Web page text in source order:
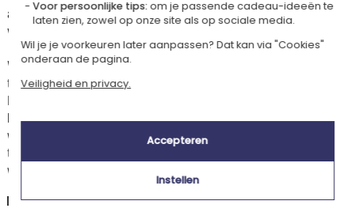
atelier. Het komt in aanmerking voor de aanbieding «Gratis verzending
vanaf 85 € aankoop» -
Zie voorwaarden
Voor elke bestelling onder 85 €, zijn de onderstaande verzendkosten van
toepassing.
De geschatte levertijden kunt je hieronder vinden. Je kunt de
bezorgopties bepalen: normale levering of express levering. Per cadeau
worden de mogelijke leveropties weergegeven op de artikelpagina en
tijdens de stappen van je winkelwagen. (Als je het geld overmaakt, houd
wel rekening met 3-4 dagen extra levertijd van je cadeau.)
Nederland
Voor persoonlijke tips:om je passende cadeau-ideeën te
laten zien, zowel op onze site als op sociale media.
Wil je je voorkeuren later aanpassen? Dat kan via "Cookies"
onderaan de pagina.
Veiligheid en privacy.
Accepteren
Instellen